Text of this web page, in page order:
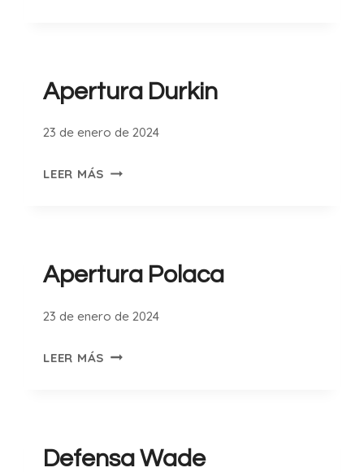
Apertura Durkin
23 de enero de 2024
LEER MÁS APERTURA
Apertura Polaca
23 de enero de 2024
LEER MÁS APERTURA
Defensa Wade